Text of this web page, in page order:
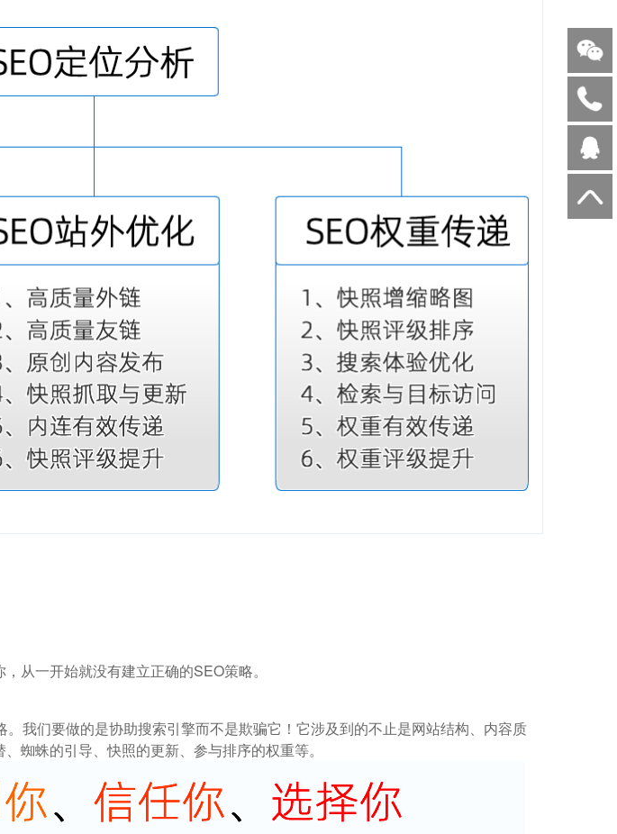
从一开始就没有建立正确的SEO策略。
我们要做的是协助搜索引擎而不是欺骗它！它涉及到的不止是网站结构、内容质
蜘蛛的引导、快照的更新、参与排序的权重等。